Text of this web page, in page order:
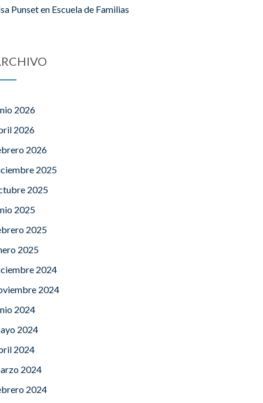
Punset en Escuela de Familias
2026
2026
2026
2025
2025
2025
2025
2025
2024
2024
2024
2024
2024
2024
2024